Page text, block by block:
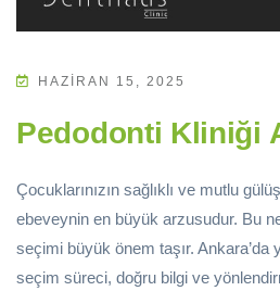
HAZIRAN 15, 2025
Pedodonti Kliniği
Çocuklarınızın sağlıklı ve mutlu
ebeveynin en büyük arzusudur. Bu
seçimi büyük önem taşır. Ankara’da
seçim süreci, doğru bilgi ve